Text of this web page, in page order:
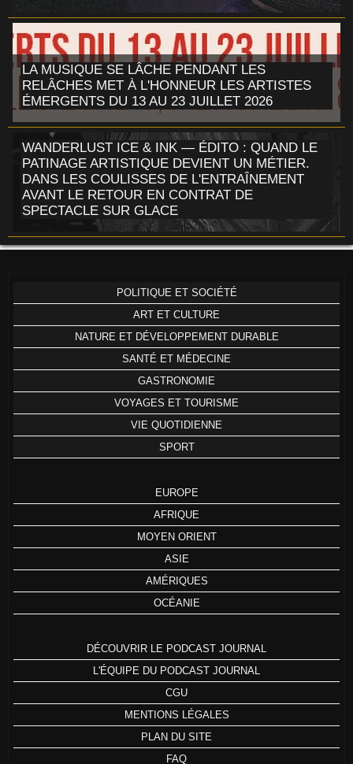
LA MUSIQUE SE LÂCHE PENDANT LES
RELÂCHES MET À L'HONNEUR LES ARTISTES
ÉMERGENTS DU 13 AU 23 JUILLET 2026
WANDERLUST ICE & INK — ÉDITO : QUAND LE
PATINAGE ARTISTIQUE DEVIENT UN MÉTIER.
DANS LES COULISSES DE L'ENTRAÎNEMENT
AVANT LE RETOUR EN CONTRAT DE
SPECTACLE SUR GLACE
POLITIQUE ET SOCIÉTÉ
ART ET CULTURE
NATURE ET DÉVELOPPEMENT DURABLE
SANTÉ ET MÉDECINE
GASTRONOMIE
VOYAGES ET TOURISME
VIE QUOTIDIENNE
SPORT
EUROPE
AFRIQUE
MOYEN ORIENT
ASIE
AMÉRIQUES
OCÉANIE
DÉCOUVRIR LE PODCAST JOURNAL
L'ÉQUIPE DU PODCAST JOURNAL
CGU
MENTIONS LÉGALES
PLAN DU SITE
FAQ